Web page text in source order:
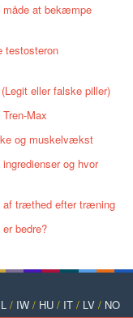
måde at bekæmpe
testosteron
eller falske piller)
Max
og muskelvækst
og hvor
af træthed efter træning
bedre?
/ IW / HU / IT / LV / NO